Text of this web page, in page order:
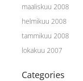
maaliskuu 2008
helmikuu 2008
tammikuu 2008
lokakuu 2007
Categories